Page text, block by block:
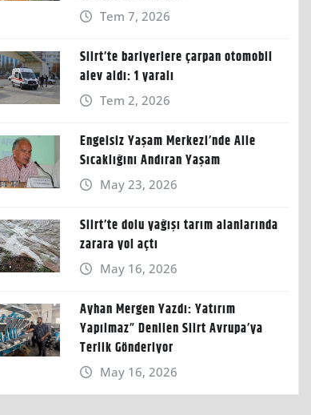
Tem 7, 2026
Siirt’te bariyerlere çarpan otomobil
alev aldı: 1 yaralı
Tem 2, 2026
Engelsiz Yaşam Merkezi’nde Aile
Sıcaklığını Andıran Yaşam
May 23, 2026
Siirt’te dolu yağışı tarım alanlarında
zarara yol açtı
May 16, 2026
Ayhan Mergen Yazdı: Yatırım
Yapılmaz” Denilen Siirt Avrupa’ya
Terlik Gönderiyor
May 16, 2026